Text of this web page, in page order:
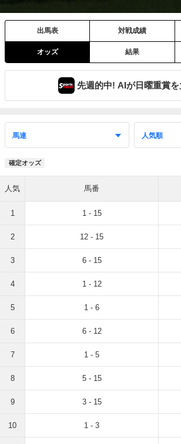
出馬表 対戦成績
オッズ 結果
先週的中! AIが日曜重賞を
確定オッズ
人気 馬番
1 1 - 15
2 12 - 15
3 6 - 15
4 1 - 12
5 1 - 6
6 6 - 12
7 1 - 5
8 5 - 15
9 3 - 15
10 1 - 3